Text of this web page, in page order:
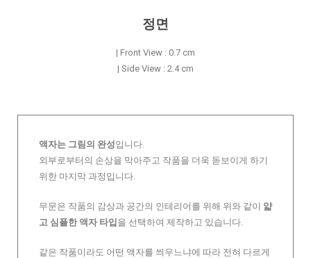
정면
| Front View : 0.7 cm
| Side View : 2.4 cm
액자는 그림의 완성입니다.
외부로부터의 손상을 막아주고 작품을 더욱 돋보이게 하기
위한 마지막 과정입니다.
무문은 작품의 감상과 공간의 인테리어를 위해 위와 같이 얇
고 심플한 액자 타입 을 선택하여 제작하고 있습니다.
같은 작품이라도 어떤 액자를 씌우느냐에 따라 전혀 다르게